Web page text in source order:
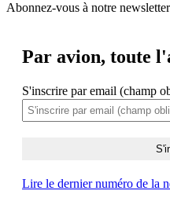
Abonnez-vous à notre newsletter
Par avion, toute
S'inscrire par email (champ
Lire le dernier numéro de la